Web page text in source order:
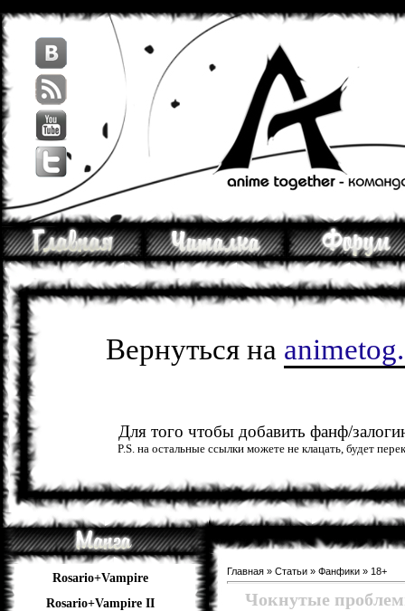
Вернуться на
Для того чтобы добавить фанф/
P.S. на остальные ссылки можете не клацать, будет
Rosario+Vampire
Rosario+Vampire II
Главная » Статьи » Фанфики » 18+
Чокнутые